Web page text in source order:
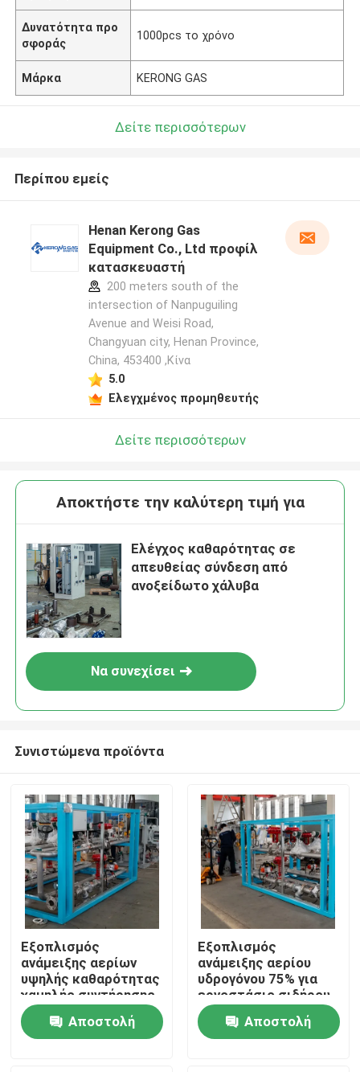
Σπίτι
Προϊόντα
Δυνατότητα προ
σφοράς
1000pcs το χρόνο
Μάρκα KERONG GAS
Δείτε περισσότερων
Περίπου εμείς
Henan Kerong Gas
Equipment Co., Ltd προφίλ
κατασκευαστή
200 meters south of the
intersection of Nanpuguiling
Avenue and Weisi Road,
Changyuan city, Henan Province,
China, 453400 ,Κίνα
5.0
Ελεγχμένος προμηθευτής
Δείτε περισσότερων
Αποκτήστε την καλύτερη τιμή για
Ελέγχος καθαρότητας σε
απευθείας σύνδεση από
ανοξείδωτο χάλυβα
Να συνεχίσει
Συνιστώμενα προϊόντα
Εξοπλισμός
ανάμειξης αερίων
υψηλής καθαρότητας
χαμηλής συντήρησης
για εργοστάσια
σιδήρου και χάλυβα
Αποστολή
Εξοπλισμός
ανάμειξης αερίου
υδρογόνου 75% για
εργοστάσιο σιδήρου
και χάλυβα με
τηλεοπτική οθόνη
Αποστολή